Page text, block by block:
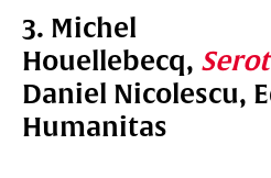
3. Michel
Houellebecq,
Daniel Nicolescu,
Humanitas